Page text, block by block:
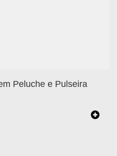
Peluche e Pulseira